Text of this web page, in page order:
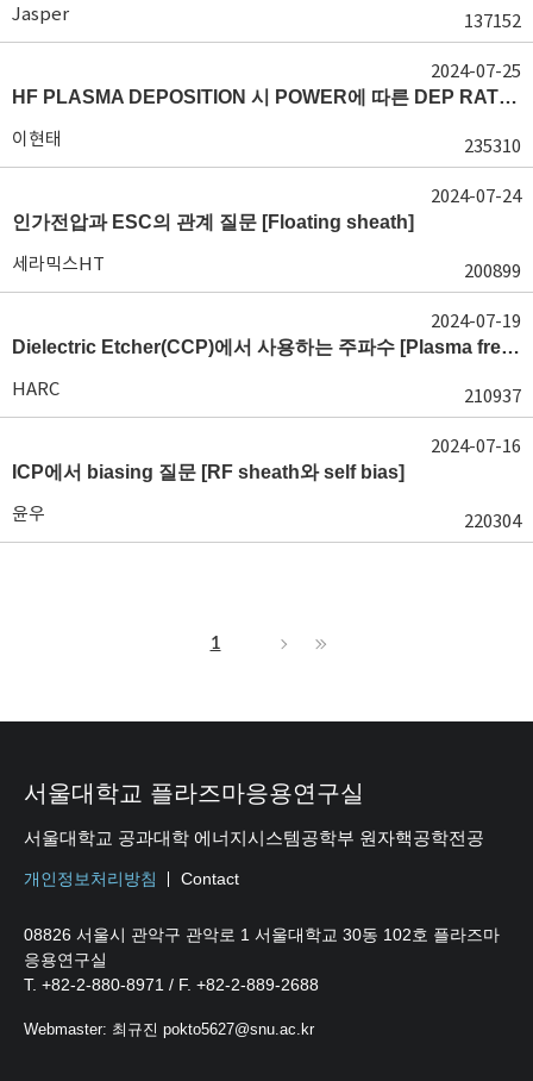
Jasper 137152
HF PLASMA DEPOSITION 시 POWER에 따른 DEP RATE 변화 [장비 플라즈마, Rate constant]
이현태 235310
2024-07-25
인가전압과 ESC의 관계 질문 [Floating sheath]
세라믹스HT 200899
2024-07-24
Dielectric Etcher(CCP)에서 사용하는 주파수 [Plasma frequency 및 RF sheath]
HARC 210937
2024-07-19
ICP에서 biasing 질문 [RF sheath와 self bias]
윤우 220304
2024-07-16
1
서울대학교 플라즈마응용연구실
서울대학교 공과대학 에너지시스템공학부 원자핵공학전공
개인정보처리방침 Contact
08826 서울시 관악구 관악로 1 서울대학교 30동 102호 플라즈마
응용연구실
T. +82-2-880-8971 / F. +82-2-889-2688
Webmaster: 최규진 pokto5627@snu.ac.kr